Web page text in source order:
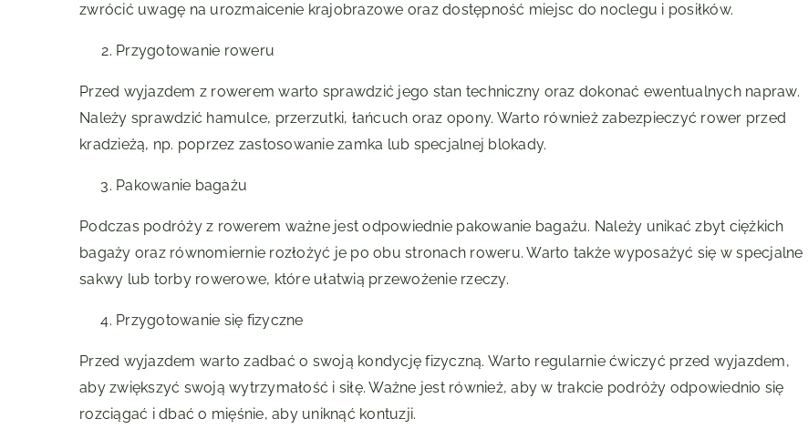
zwrócić uwagę na urozmaicenie krajobrazowe oraz dostępność miejsc do noclegu i posiłków.
Przygotowanie roweru
Przed wyjazdem z rowerem warto sprawdzić jego stan techniczny oraz dokonać ewentualnych napraw.
Należy sprawdzić hamulce, przerzutki, łańcuch oraz opony. Warto również zabezpieczyć rower przed
kradzieżą, np. poprzez zastosowanie zamka lub specjalnej blokady.
Pakowanie bagażu
Podczas podróży z rowerem ważne jest odpowiednie pakowanie bagażu. Należy unikać zbyt ciężkich
bagaży oraz równomiernie rozłożyć je po obu stronach roweru. Warto także wyposażyć się w specjalne
sakwy lub torby rowerowe, które ułatwią przewożenie rzeczy.
Przygotowanie się fizyczne
Przed wyjazdem warto zadbać o swoją kondycję fizyczną. Warto regularnie ćwiczyć przed wyjazdem,
aby zwiększyć swoją wytrzymałość i siłę. Ważne jest również, aby w trakcie podróży odpowiednio się
rozciągać i dbać o mięśnie, aby uniknąć kontuzji.